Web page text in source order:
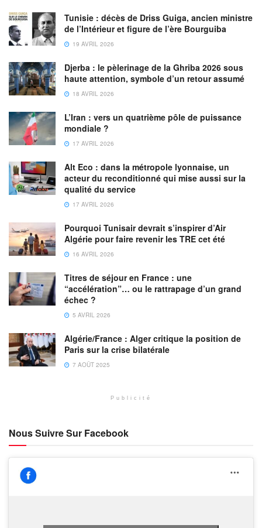
Tunisie : décès de Driss Guiga, ancien ministre
de l’Intérieur et figure de l’ère Bourguiba
19 AVRIL 2026
Djerba : le pèlerinage de la Ghriba 2026 sous
haute attention, symbole d’un retour assumé
18 AVRIL 2026
L’Iran : vers un quatrième pôle de puissance
mondiale ?
17 AVRIL 2026
Alt Eco : dans la métropole lyonnaise, un
acteur du reconditionné qui mise aussi sur la
qualité du service
17 AVRIL 2026
Pourquoi Tunisair devrait s’inspirer d’Air
Algérie pour faire revenir les TRE cet été
16 AVRIL 2026
Titres de séjour en France : une
“accélération”… ou le rattrapage d’un grand
échec ?
5 AVRIL 2026
Algérie/France : Alger critique la position de
Paris sur la crise bilatérale
7 AOÛT 2025
Publicité
Nous Suivre Sur Facebook